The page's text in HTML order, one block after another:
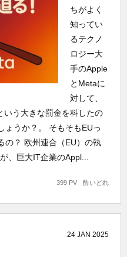
ちがよく
知ってい
るテクノ
ロジー大
手のApple
とMetaに
対して、
う大きな罰金を科したの
ょうか？。 そもそもEUっ
の？ 欧州連合（EU）の執
、巨大IT企業のAppl...
酔いどれ
399 PV
24 JAN 2025